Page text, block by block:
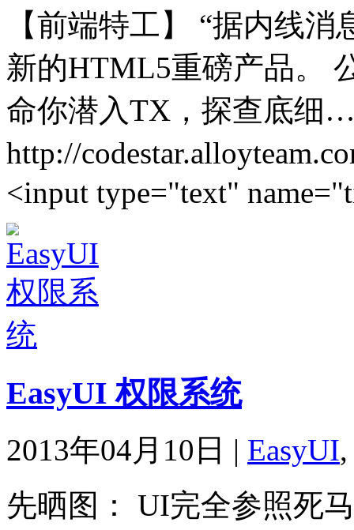
【前端特工】 “据内线
新的HTML5重磅产品。
命你潜入TX，探查底细
http://
<input type="text"
EasyUI 权限系统
2013年04月10日 | EasyUI
先晒图： UI完全参照死